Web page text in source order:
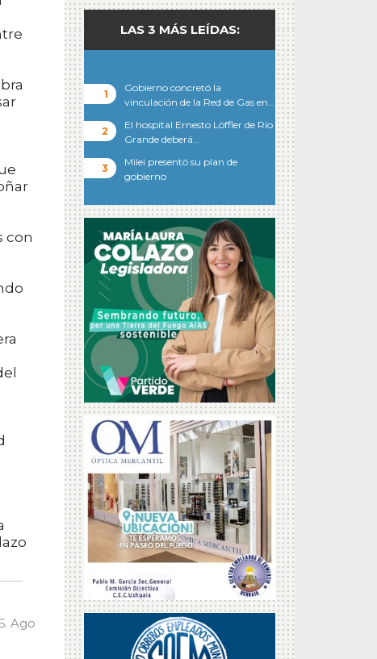
con
Ago
LAS 3 MÁS LEÍDAS:
Gobierno concretó la
vinculación de la Red de Gas en…
El hospital Ernesto Löffler de Río
Grande deberá…
Milei presentó su plan de
gobierno